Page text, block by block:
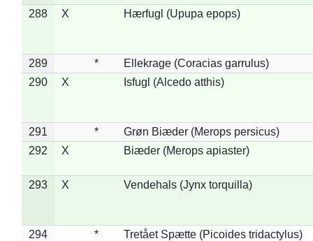
288 X Hærfugl (Upupa epops)
289 *
Ellekrage (Coracias garrulus)
290
X Isfugl (Alcedo atthis)
291 *
Grøn Biæder (Merops persicus)
292
X Biæder (Merops apiaster)
293 X Vendehals (Jynx torquilla)
294 *
Tretået Spætte (Picoides tridactylus)